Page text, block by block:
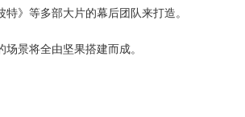
》等多部大片的幕后团队来打造。
景将全由坚果搭建而成。